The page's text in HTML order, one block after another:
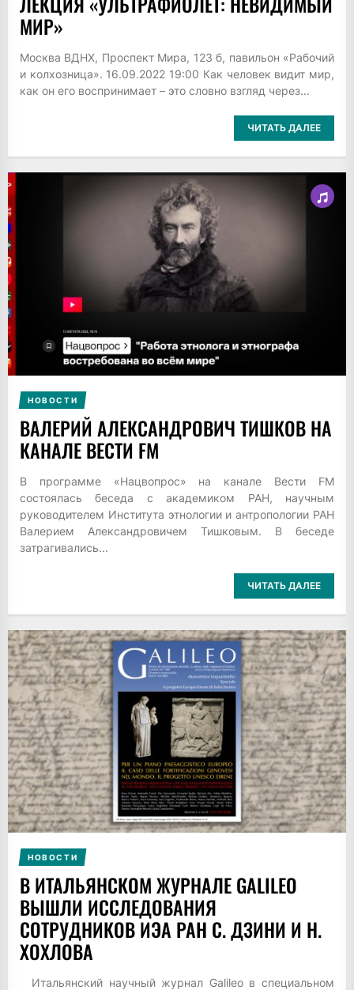
МИР»
Москва ВДНХ, Проспект Мира, 123 б, павильон «Рабочий
и колхозница». 16.09.2022 19:00 Как человек видит мир,
как он его воспринимает – это словно взгляд через...
ЧИТАТЬ ДАЛЕЕ
НОВОСТИ
ВАЛЕРИЙ АЛЕКСАНДРОВИЧ ТИШКОВ НА
КАНАЛЕ ВЕСТИ FM
В программе «Нацвопрос» на канале Вести FM
состоялась беседа с академиком РАН, научным
руководителем Института этнологии и антропологии РАН
Валерием Александровичем Тишковым. В беседе
затрагивались...
ЧИТАТЬ ДАЛЕЕ
НОВОСТИ
В ИТАЛЬЯНСКОМ ЖУРНАЛЕ GALILEO
ВЫШЛИ ИССЛЕДОВАНИЯ
СОТРУДНИКОВ ИЭА РАН С. ДЗИНИ И Н.
ХОХЛОВА
Итальянский научный журнал Galileo в специальном